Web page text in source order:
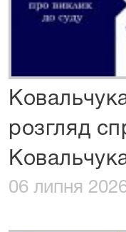
розгляд
06 липня